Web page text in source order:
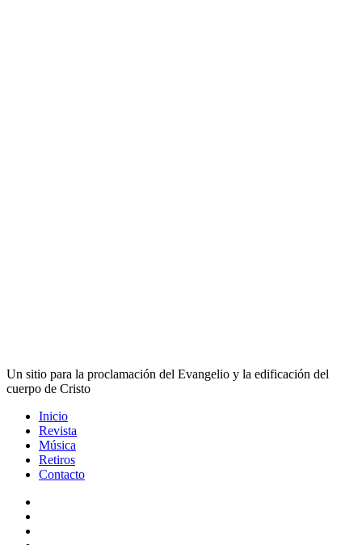
Un sitio para la proclamación del Evangelio y la edificación del
cuerpo de Cristo
Inicio
Revista
Música
Retiros
Contacto